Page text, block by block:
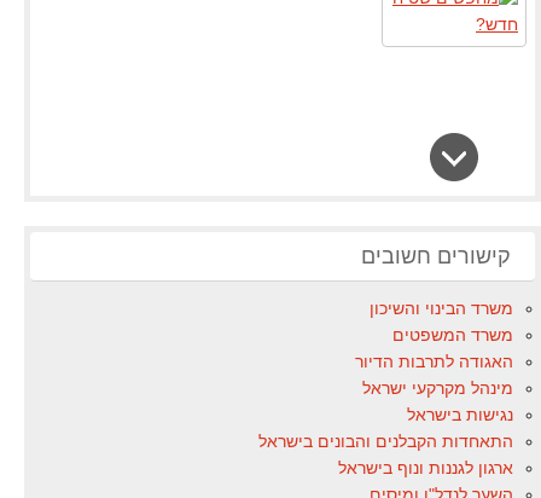
קישורים חשובים
משרד הבינוי והשיכון
משרד המשפטים
האגודה לתרבות הדיור
מינהל מקרקעי ישראל
נגישות בישראל
התאחדות הקבלנים והבונים בישראל
ארגון לגננות ונוף בישראל